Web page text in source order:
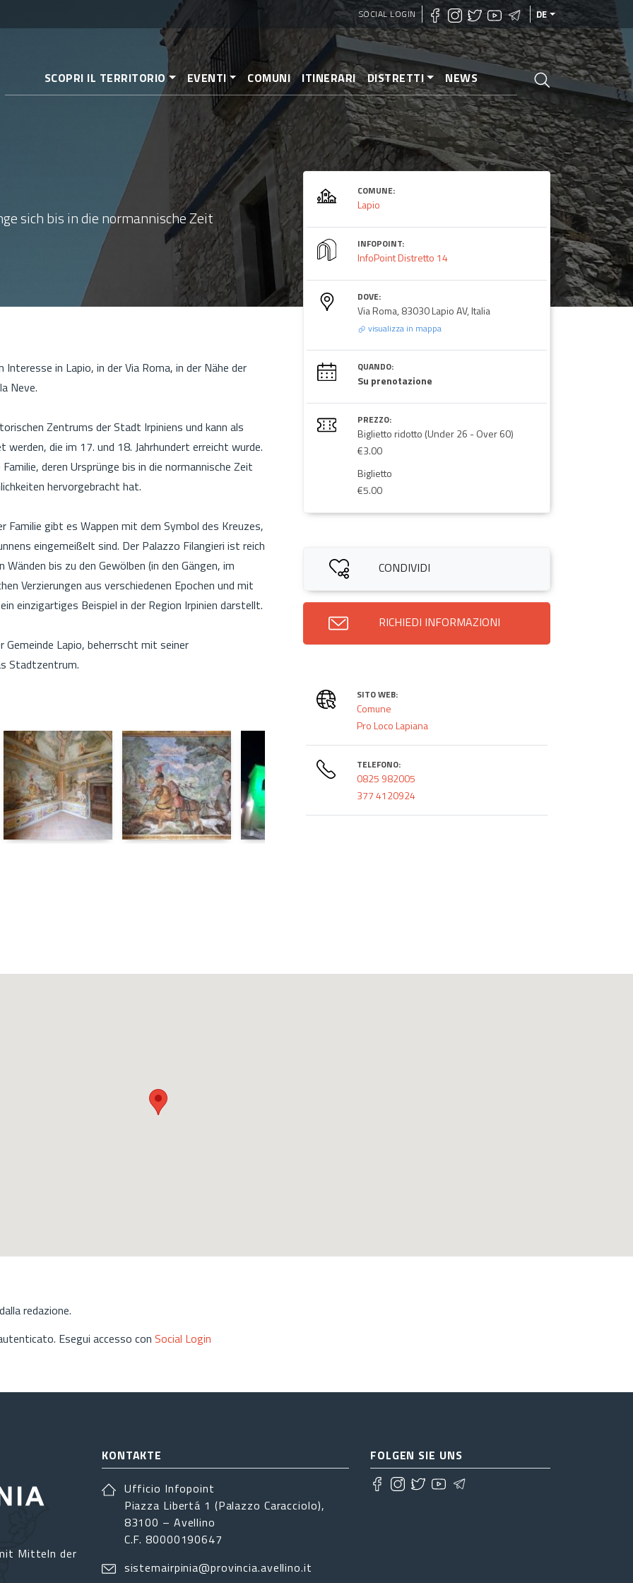
Direkt
zum
Inhalt
SOCIAL LOGIN DE
SCOPRI IL TERRITORIO EVENTI COMUNI ITINERARI DISTRETTI NEWS
sich bis in die normannische Zeit
in Lapio, in der Via Roma, in der Nähe der
Neve.
Zentrums der Stadt Irpiniens und kann als
die im 17. und 18. Jahrhundert erreicht wurde.
deren Ursprünge bis in die normannische Zeit
hervorgebracht hat.
gibt es Wappen mit dem Symbol des Kreuzes,
eingemeißelt sind. Der Palazzo Filangieri ist reich
bis zu den Gewölben (in den Gängen, im
Verzierungen aus verschiedenen Epochen und mit
einzigartiges Beispiel in der Region Irpinien darstellt.
Gemeinde Lapio, beherrscht mit seiner
Stadtzentrum.
COMUNE:
Lapio
INFOPOINT:
InfoPoint Distretto 14
DOVE:
Via Roma, 83030 Lapio AV, Italia
visualizza in mappa
QUANDO:
Su prenotazione
PREZZO:
Biglietto ridotto (Under 26 - Over 60)
€3.00
Biglietto
€5.00
CONDIVIDI
RICHIEDI INFORMAZIONI
SITO WEB:
Comune
Pro Loco Lapiana
TELEFONO:
0825 982005
377 4120924
redazione.
Esegui accesso con Social Login
Mitteln der
KONTAKTE
Ufficio Infopoint
Piazza Libertá 1 (Palazzo Caracciolo),
83100 – Avellino
C.F. 80000190647
sistemairpinia@provincia.avellino.it
FOLGEN SIE UNS